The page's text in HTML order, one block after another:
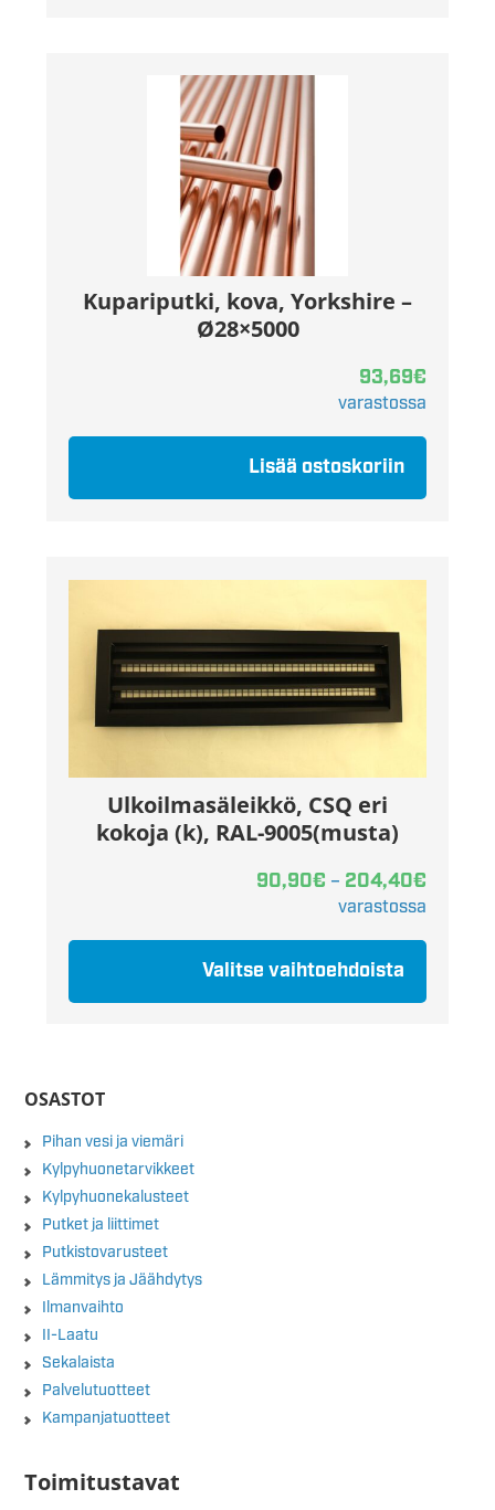
Kupariputki, kova, Yorkshire –
Ø28×5000
93,69€
varastossa
Lisää ostoskoriin
Ulkoilmasäleikkö, CSQ eri
kokoja (k), RAL-9005(musta)
90,90€ – 204,40€
varastossa
Valitse vaihtoehdoista
OSASTOT
Pihan vesi ja viemäri
Kylpyhuonetarvikkeet
Kylpyhuonekalusteet
Putket ja liittimet
Putkistovarusteet
Lämmitys ja Jäähdytys
Ilmanvaihto
II-Laatu
Sekalaista
Palvelutuotteet
Kampanjatuotteet
Toimitustavat